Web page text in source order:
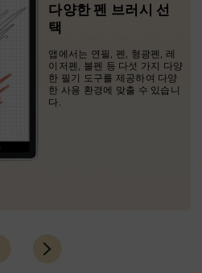
다양한 펜 브러시 선
택
앱에서는 연필, 펜, 형광펜, 레
이저펜, 볼펜 등 다섯 가지 다양
한 필기 도구를 제공하여 다양
한 사용 환경에 맞출 수 있습니
다.